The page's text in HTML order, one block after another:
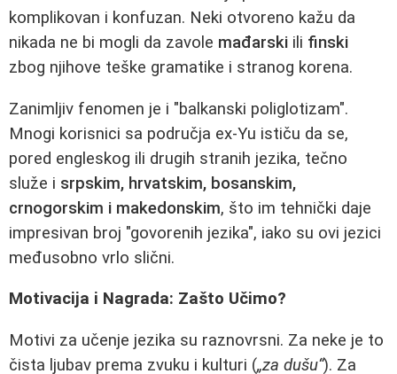
komplikovan i konfuzan. Neki otvoreno kažu da
nikada ne bi mogli da zavole mađarski ili finski
zbog njihove teške gramatike i stranog korena.
Zanimljiv fenomen je i "balkanski poliglotizam".
Mnogi korisnici sa područja ex-Yu ističu da se,
pored engleskog ili drugih stranih jezika, tečno
služe i srpskim, hrvatskim, bosanskim,
crnogorskim i makedonskim, što im tehnički daje
impresivan broj "govorenih jezika", iako su ovi jezici
međusobno vrlo slični.
Motivacija i Nagrada: Zašto Učimo?
Motivi za učenje jezika su raznovrsni. Za neke je to
čista ljubav prema zvuku i kulturi („za dušu“). Za